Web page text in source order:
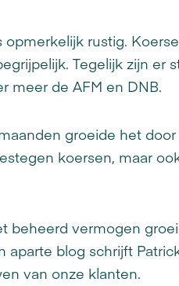
rustig.
Tegelijk zijn er
meer de AFM en DNB.
groeide het
koersen, maar
vermogen
blog schrijft
van onze klanten.